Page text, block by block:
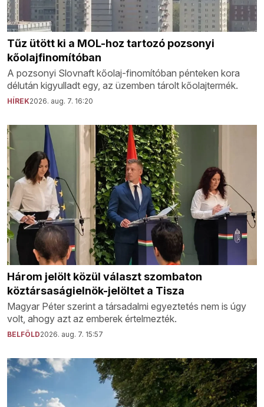
Tűz ütött ki a MOL-hoz tartozó pozsonyi
kőolajfinomítóban
A pozsonyi Slovnaft kőolaj-finomítóban pénteken kora
délután kigyulladt egy, az üzemben tárolt kőolajtermék.
HÍREK2026. aug. 7. 16:20
Három jelölt közül választ szombaton
köztársaságielnök-jelöltet a Tisza
Magyar Péter szerint a társadalmi egyeztetés nem is úgy
volt, ahogy azt az emberek értelmezték.
BELFÖLD2026. aug. 7. 15:57